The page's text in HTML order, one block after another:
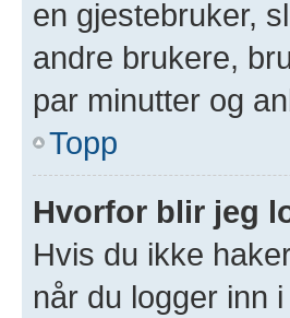
en gjestebruker,
andre brukere,
par minutter og
Topp
Hvorfor blir jeg
Hvis du ikke
når du logger inn